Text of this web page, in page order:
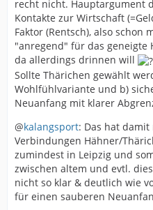
recht nicht. Hauptargument
Kontakte zur Wirtschaft
Faktor (Rentsch), also schon
"anregend" für das geneigte
da allerdings drinnen will
Sollte Thärichen gewählt
Wohlfühlvariante und b)
Neuanfang mit klarer
@kalangsport: Das hat
Verbindungen Hähner/
zumindest in Leipzig und
zwischen altem und evtl.
nicht so klar & deutlich wie
für einen sauberen